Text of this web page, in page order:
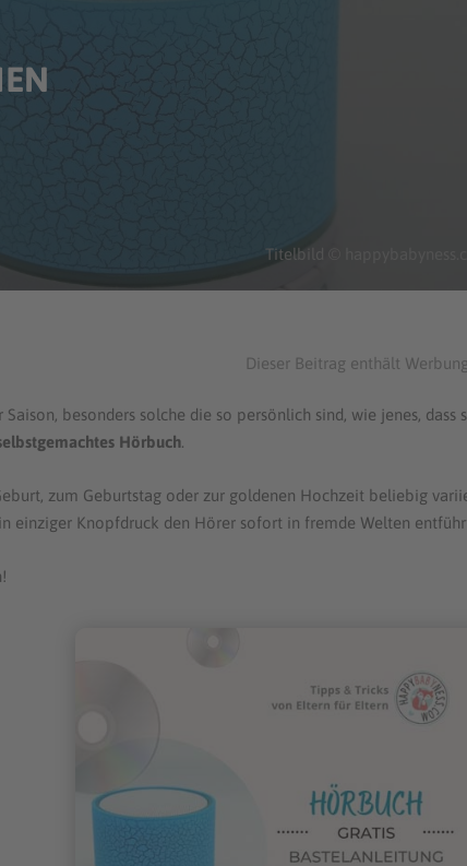
Titelbild ©
Dieser Beitrag enthält
besonders solche die so persönlich sind, wie jenes, dass
Hörbuch.
zum Geburtstag oder zur goldenen Hochzeit beliebig
einziger Knopfdruck den Hörer sofort in fremde Welten